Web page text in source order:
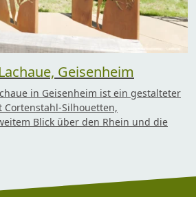
Geisenheim
in Geisenheim ist ein gestalteter
Cortenstahl-Silhouetten,
Blick über den Rhein und die